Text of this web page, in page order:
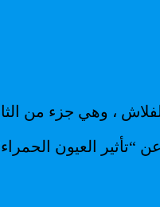
، وهي جزء من
“تأثير العيون